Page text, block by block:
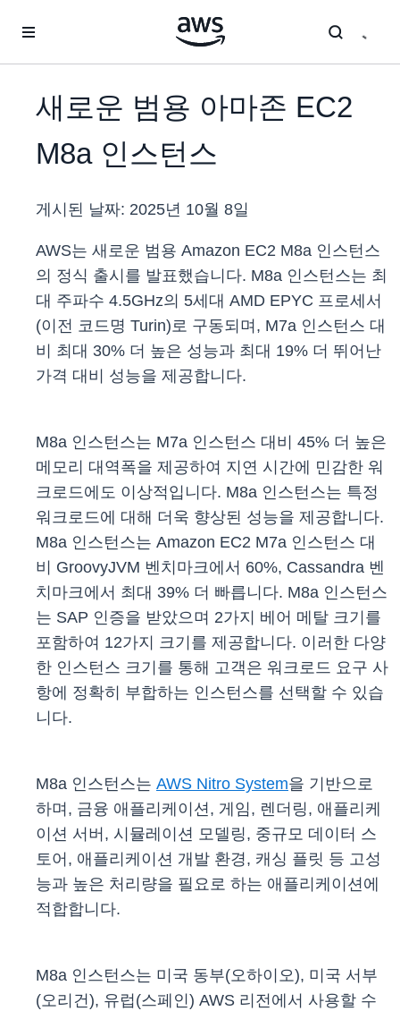
새로운 범용 아마존 EC2
M8a 인스턴스
게시된 날짜: 2025년 10월 8일
AWS는 새로운 범용 Amazon EC2 M8a 인스턴스
의 정식 출시를 발표했습니다. M8a 인스턴스는 최
대 주파수 4.5GHz의 5세대 AMD EPYC 프로세서
(이전 코드명 Turin)로 구동되며, M7a 인스턴스 대
비 최대 30% 더 높은 성능과 최대 19% 더 뛰어난
가격 대비 성능을 제공합니다.
M8a 인스턴스는 M7a 인스턴스 대비 45% 더 높은
메모리 대역폭을 제공하여 지연 시간에 민감한 워
크로드에도 이상적입니다. M8a 인스턴스는 특정
워크로드에 대해 더욱 향상된 성능을 제공합니다.
M8a 인스턴스는 Amazon EC2 M7a 인스턴스 대
비 GroovyJVM 벤치마크에서 60%, Cassandra 벤
치마크에서 최대 39% 더 빠릅니다. M8a 인스턴스
는 SAP 인증을 받았으며 2가지 베어 메탈 크기를
포함하여 12가지 크기를 제공합니다. 이러한 다양
한 인스턴스 크기를 통해 고객은 워크로드 요구 사
항에 정확히 부합하는 인스턴스를 선택할 수 있습
니다.
M8a 인스턴스는 AWS Nitro System을 기반으로
하며, 금융 애플리케이션, 게임, 렌더링, 애플리케
이션 서버, 시뮬레이션 모델링, 중규모 데이터 스
토어, 애플리케이션 개발 환경, 캐싱 플릿 등 고성
능과 높은 처리량을 필요로 하는 애플리케이션에
적합합니다.
M8a 인스턴스는 미국 동부(오하이오), 미국 서부
(오리건), 유럽(스페인) AWS 리전에서 사용할 수